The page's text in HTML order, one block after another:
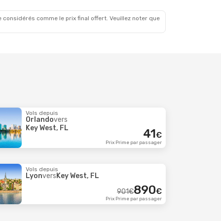
Prix Prime par passager
comme le prix final offert. Veuillez noter que
Vols depuis
Orlandovers
Key West, FL
41€
Prix Prime par passager
Vols depuis
LyonversKey West, FL
901€890€
Prix Prime par passager